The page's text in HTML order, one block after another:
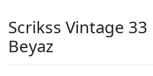
Scrikss Vintage
Beyaz